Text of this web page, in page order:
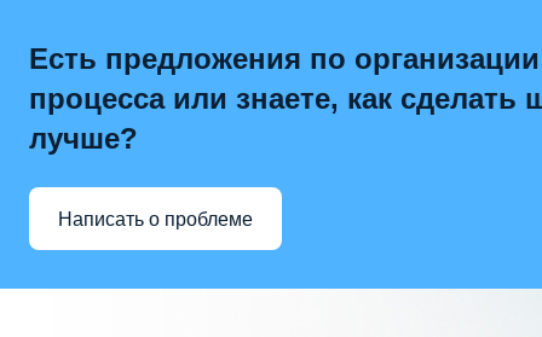
Есть предложения по
процесса или знаете, как сделать
лучше?
Написать о проблеме